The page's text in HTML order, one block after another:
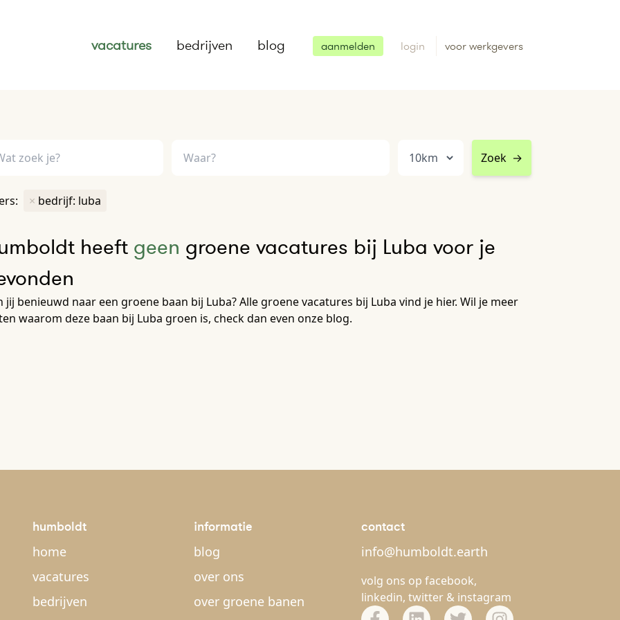
vacatures bedrijven blog aanmelden login voor werkgevers
Zoek →
× bedrijf: luba
heeft geen groene vacatures bij Luba voor je
jij benieuwd naar een groene baan bij Luba? Alle groene vacatures bij Luba vind je hier. Wil je meer
waarom deze baan bij Luba groen is, check dan even onze blog.
humboldt
home
vacatures
bedrijven
informatie
blog
over ons
over groene banen
contact
info@humboldt.earth
volg ons op facebook,
linkedin, twitter & instagram